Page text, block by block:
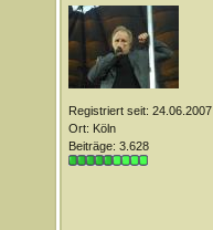
Registriert seit: 24.06.2007
Ort: Köln
Beiträge: 3.628